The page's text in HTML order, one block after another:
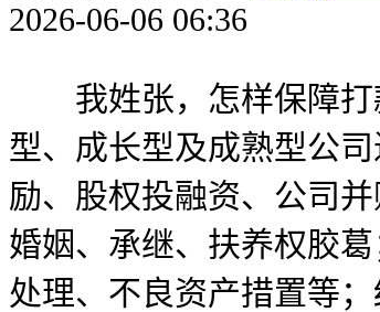
2026-06-06 06:36
我姓张，怎样保障打
型、成长型及成熟型公
励、股权投融资、公司
婚姻、承继、扶养权胶
处理、不良资产措置等